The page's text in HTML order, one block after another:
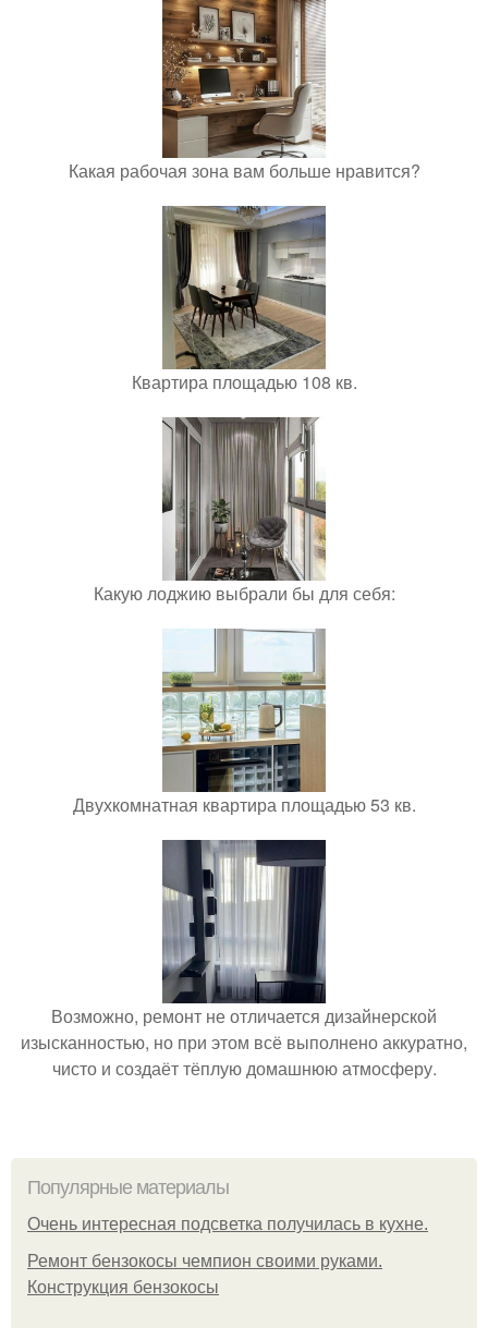
Какая рабочая зона вам больше нравится?
Квартира площадью 108 кв.
Какую лоджию выбрали бы для себя:
Двухкомнатная квартира площадью 53 кв.
Возможно, ремонт не отличается дизайнерской
изысканностью, но при этом всё выполнено аккуратно,
чисто и создаёт тёплую домашнюю атмосферу.
Популярные материалы
Очень интересная подсветка получилась в кухне.
Ремонт бензокосы чемпион своими руками.
Конструкция бензокосы